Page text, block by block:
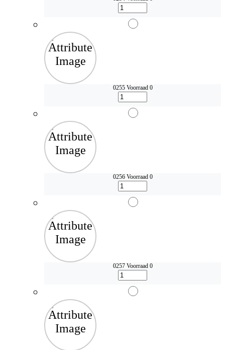
0255 Voorraad 0
0256 Voorraad 0
0257 Voorraad 0